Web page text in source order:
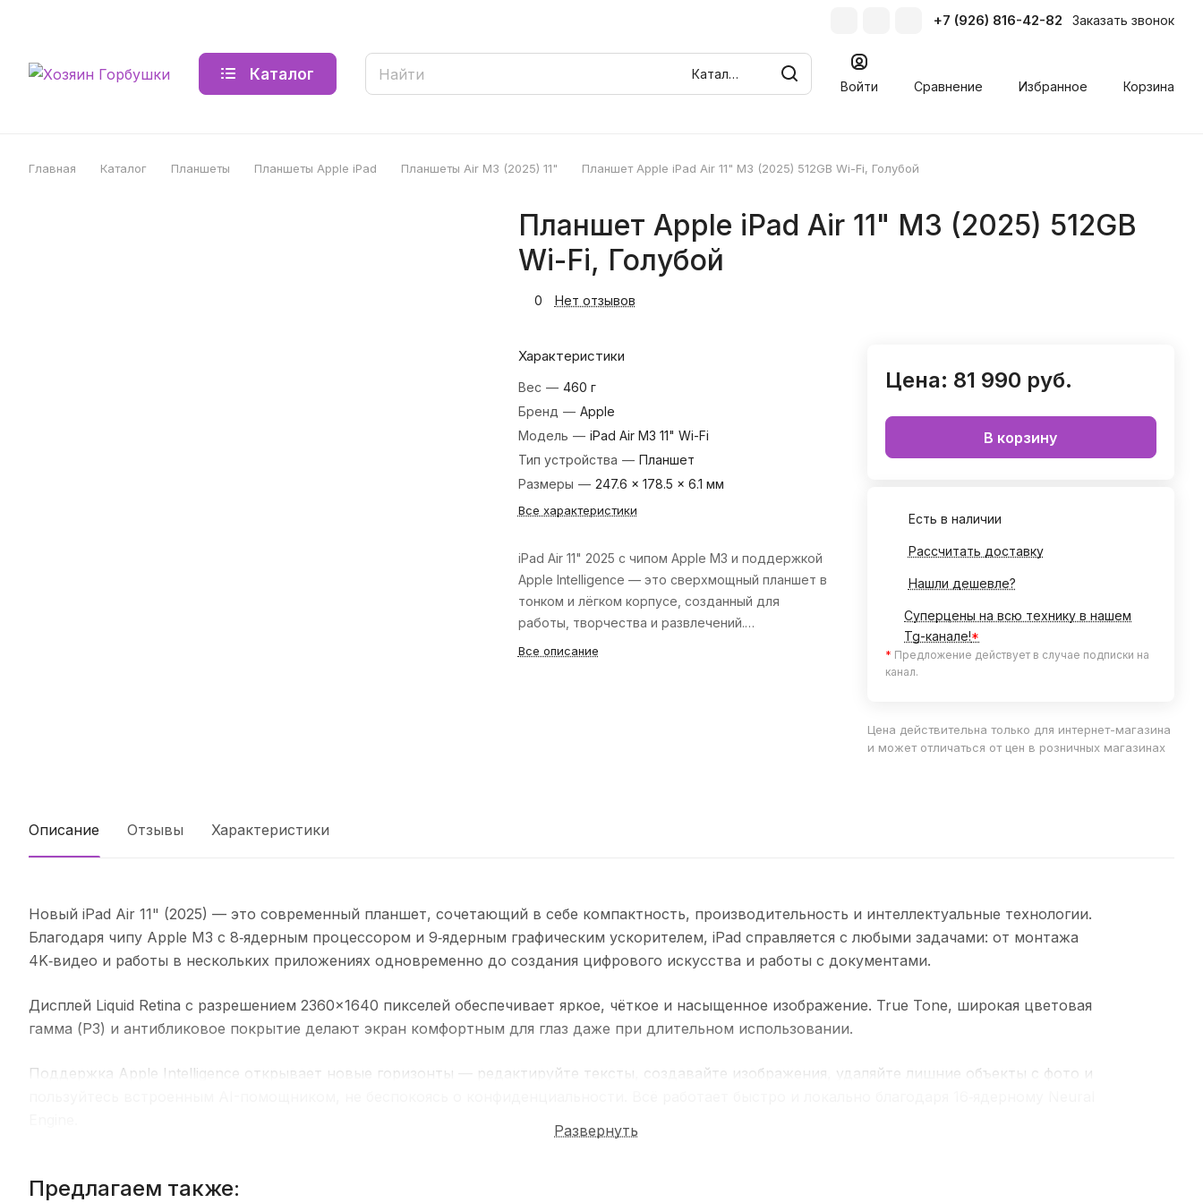
Уточнение цены
+7 (499) 388-95-23
В TG-канале
+7 (926) 816-42-82 Заказать звонок
Каталог
Каталог
Войти
Сравнение Избранное Корзина
Главная Каталог Планшеты Планшеты Apple iPad Планшеты Air M3 (2025) 11" Планшет Apple iPad Air 11" M3 (2025) 512GB Wi-Fi, Голубой
Планшет Apple iPad Air 11" M3 (2025) 512GB
Wi-Fi, Голубой
0 Нет отзывов
Характеристики
Вес — 460 г
Бренд — Apple
Модель — iPad Air M3 11" Wi-Fi
Тип устройства — Планшет
Размеры — 247.6 × 178.5 × 6.1 мм
Все характеристики
iPad Air 11" 2025 с чипом Apple M3 и поддержкой
Apple Intelligence — это сверхмощный планшет в
тонком и лёгком корпусе, созданный для
работы, творчества и развлечений.
Великолепный дисплей Liquid Retina, поддержка
Все описание
Цена: 81 990 руб.
В корзину
Есть в наличии
Рассчитать доставку
Нашли дешевле?
Суперцены на всю технику в нашем
Tg-канале!*
* Предложение действует в случае подписки на
канал.
Цена действительна только для интернет-магазина
и может отличаться от цен в розничных магазинах
Описание Отзывы Характеристики
Новый iPad Air 11" (2025) — это современный планшет, сочетающий в себе компактность, производительность и интеллектуальные технологии.
Благодаря чипу Apple M3 с 8‑ядерным процессором и 9‑ядерным графическим ускорителем, iPad справляется с любыми задачами: от монтажа
4K‑видео и работы в нескольких приложениях одновременно до создания цифрового искусства и работы с документами.
Дисплей Liquid Retina с разрешением 2360×1640 пикселей обеспечивает яркое, чёткое и насыщенное изображение. True Tone, широкая цветовая
гамма (P3) и антибликовое покрытие делают экран комфортным для глаз даже при длительном использовании.
Поддержка Apple Intelligence открывает новые горизонты — редактируйте тексты, создавайте изображения, удаляйте лишние объекты с фото и
возможностью записи 4K-видео. Порт USB‑C с поддержкой USB 3 обеспечивает быструю передачу данных и подключение внешних дисплеев
Развернуть
Предлагаем также: